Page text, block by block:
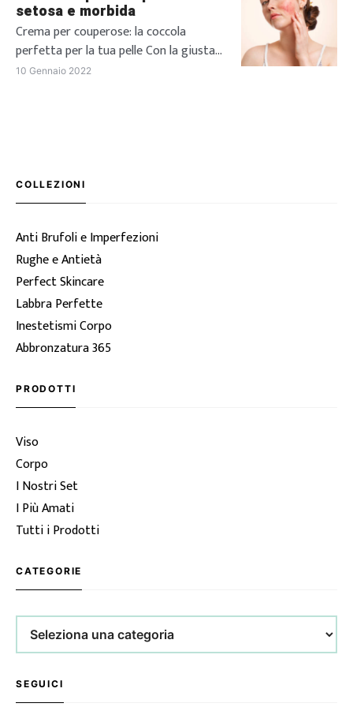
arrossamento della pelle del viso
particolarmente frequente nelle donne
dalla pelle molto chiara. Si tratta di un
[…]
setosa e morbida
Crema per couperose: la coccola
perfetta per la tua pelle Con la giusta
crema per couperose possiamo
l’inverno è proprio il periodo ideale per
dedicarci alla […]
10 Gennaio 2022
COLLEZIONI
Anti Brufoli e Imperfezioni
Rughe e Antietà
Perfect Skincare
Labbra Perfette
Inestetismi Corpo
Abbronzatura 365
PRODOTTI
Viso
Corpo
I Nostri Set
I Più Amati
Tutti i Prodotti
CATEGORIE
Categorie
SEGUICI